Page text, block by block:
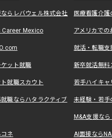
らレバウェル株式会社 医療看護介
Career Mexico アメリカで
就活・転職
ット就職 新卒就活無料
就職スカウト 若手ハイキ
職ならハタラクティブ 未経験・若手
M&A支援な
ネ AI面接なら